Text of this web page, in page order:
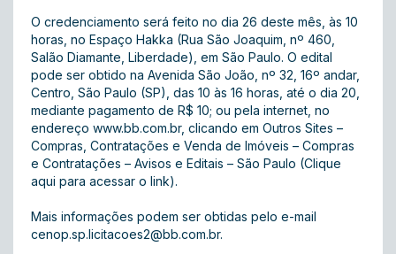
O credenciamento será feito no dia 26 deste mês, às 10
horas, no Espaço Hakka (Rua São Joaquim, nº 460,
Salão Diamante, Liberdade), em São Paulo. O edital
pode ser obtido na Avenida São João, nº 32, 16º andar,
Centro, São Paulo (SP), das 10 às 16 horas, até o dia 20,
mediante pagamento de R$ 10; ou pela internet, no
endereço www.bb.com.br, clicando em Outros Sites –
Compras, Contratações e Venda de Imóveis – Compras
e Contratações – Avisos e Editais – São Paulo (Clique
aqui para acessar o link).
Mais informações podem ser obtidas pelo e-mail
cenop.sp.licitacoes2@bb.com.br.